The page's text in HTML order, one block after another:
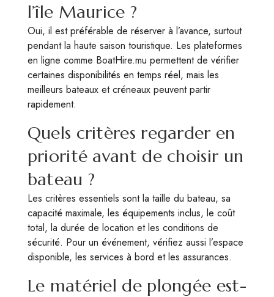
l’île Maurice ?
Oui, il est préférable de réserver à l’avance, surtout
pendant la haute saison touristique. Les plateformes
en ligne comme BoatHire.mu permettent de vérifier
certaines disponibilités en temps réel, mais les
meilleurs bateaux et créneaux peuvent partir
rapidement.
Quels critères regarder en
priorité avant de choisir un
bateau ?
Les critères essentiels sont la taille du bateau, sa
capacité maximale, les équipements inclus, le coût
total, la durée de location et les conditions de
sécurité. Pour un événement, vérifiez aussi l’espace
disponible, les services à bord et les assurances.
Le matériel de plongée est-